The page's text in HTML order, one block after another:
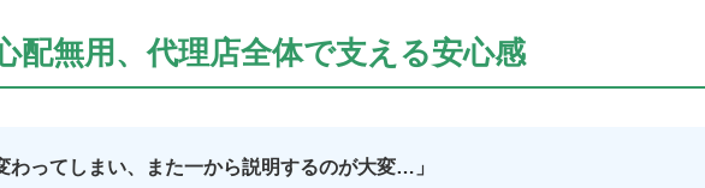
配無用、代理店全体で支える安心感
わってしまい、また一から説明するのが大変…」